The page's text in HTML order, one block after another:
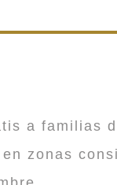
a familias
zonas